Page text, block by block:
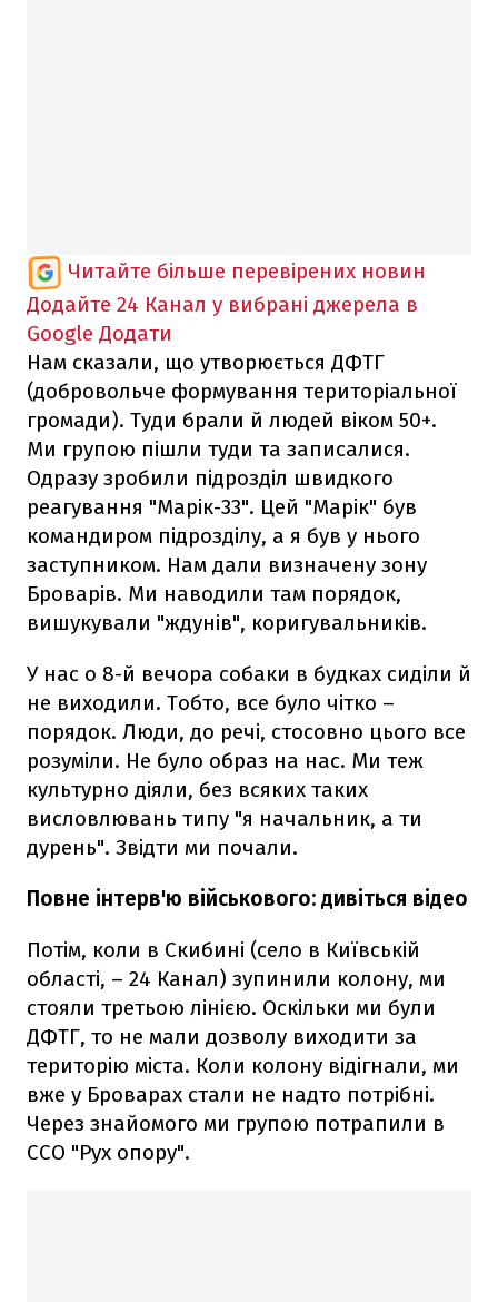
Читайте більше перевірених новин
Додайте 24 Канал у вибрані джерела в
Google Додати
Нам сказали, що утворюється ДФТГ
(добровольче формування територіальної
громади). Туди брали й людей віком 50+.
Ми групою пішли туди та записалися.
Одразу зробили підрозділ швидкого
реагування "Марік-33". Цей "Марік" був
командиром підрозділу, а я був у нього
заступником. Нам дали визначену зону
Броварів. Ми наводили там порядок,
вишукували "ждунів", коригувальників.
У нас о 8-й вечора собаки в будках сиділи й
не виходили. Тобто, все було чітко –
порядок. Люди, до речі, стосовно цього все
розуміли. Не було образ на нас. Ми теж
культурно діяли, без всяких таких
висловлювань типу "я начальник, а ти
дурень". Звідти ми почали.
Повне інтерв'ю військового: дивіться відео
Потім, коли в Скибині (село в Київській
області, – 24 Канал) зупинили колону, ми
стояли третьою лінією. Оскільки ми були
ДФТГ, то не мали дозволу виходити за
територію міста. Коли колону відігнали, ми
вже у Броварах стали не надто потрібні.
Через знайомого ми групою потрапили в
ССО "Рух опору".